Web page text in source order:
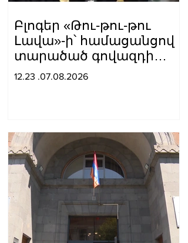
Բլոգեր «Թու-թու-թու
Լավա»-ի՝ համացանցով
տարածած գովազդի
կեղծ լինելու մասին
փոխանցվել են
քննչական բաժին
12.23 .07.08.2026